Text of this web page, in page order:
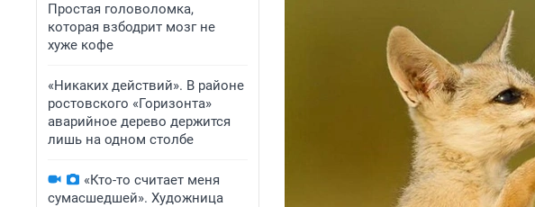
Простая головоломка,
которая взбодрит мозг не
хуже кофе
«Никаких действий». В районе
ростовского «Горизонта»
аварийное дерево держится
лишь на одном столбе
«Кто-то считает меня
сумасшедшей». Художница